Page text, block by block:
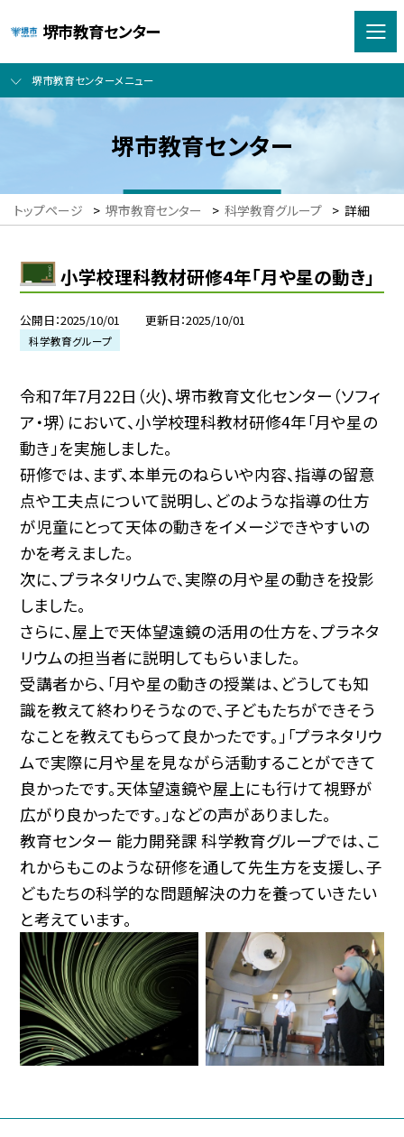
堺市教育センター
堺市教育センターメニュー
堺市教育センター
トップページ > 堺市教育センター > 科学教育グループ > 詳細
小学校理科教材研修4年「月や星の動き」
公開日 2025/10/01 更新日 2025/10/01
科学教育グループ
令和7年7月22日（火)、堺市教育文化センター（ソフィ
ア・堺）において、小学校理科教材研修4年「月や星の
動き」を実施しました。
研修では、まず、本単元のねらいや内容、指導の留意
点や工夫点について説明し、どのような指導の仕方
が児童にとって天体の動きをイメージできやすいの
かを考えました。
次に、プラネタリウムで、実際の月や星の動きを投影
しました。
さらに、屋上で天体望遠鏡の活用の仕方を、プラネタ
リウムの担当者に説明してもらいました。
受講者から、「月や星の動きの授業は、どうしても知
識を教えて終わりそうなので、子どもたちができそう
なことを教えてもらって良かったです。」「プラネタリウ
ムで実際に月や星を見ながら活動することができて
良かったです。天体望遠鏡や屋上にも行けて視野が
広がり良かったです。」などの声がありました。
教育センター 能力開発課 科学教育グループでは、こ
れからもこのような研修を通して先生方を支援し、子
どもたちの科学的な問題解決の力を養っていきたい
と考えています。